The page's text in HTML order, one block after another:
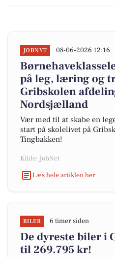
JOBNYT 08-06-2026 12:16
på leg, læring og
Gribskolen
Nordsjælland
Vær med til at skabe en
start på skolelivet på
Tingbakken!
Kilde: JobNet
Læs hele artiklen her
BILER 6 timer siden
De dyreste biler i
til 269.795 kr!